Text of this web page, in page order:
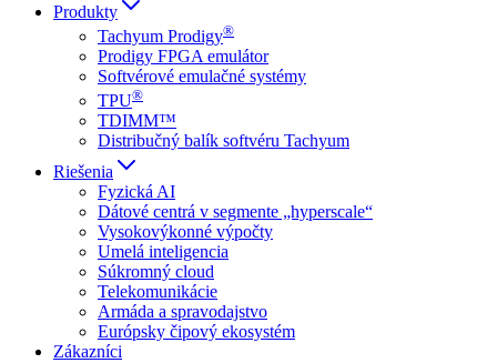
Produkty
Tachyum Prodigy®
Prodigy FPGA emulátor
Softvérové emulačné systémy
TPU®
TDIMM™
Distribučný balík softvéru Tachyum
Riešenia
Fyzická AI
Dátové centrá v segmente „hyperscale“
Vysokovýkonné výpočty
Umelá inteligencia
Súkromný cloud
Telekomunikácie
Armáda a spravodajstvo
Európsky čipový ekosystém
Zákazníci